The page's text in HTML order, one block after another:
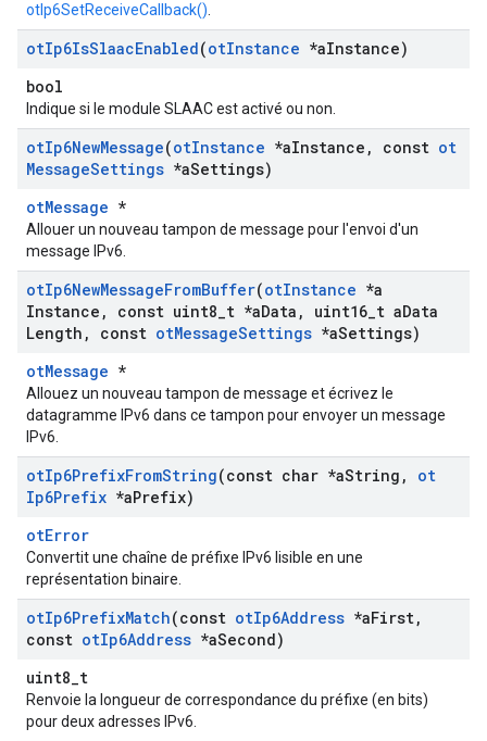
otIp6SetReceiveCallback()
otIp6IsSlaacEnabled(otInstance *aInstance)
bool
Indique si le module SLAAC est activé ou non.
otIp6NewMessage(otInstance *aInstance , const ot
MessageSettings *aSettings)
otMessage *
Allouer un nouveau tampon de message pour l'envoi d'un
message IPv6.
otIp6NewMessageFromBuffer(otInstance *a
Instance , const uint8 t *aData , uint16 t aData
Length , const otMessageSettings *aSettings)
otMessage *
Allouez un nouveau tampon de message et écrivez le
datagramme IPv6 dans ce tampon pour envoyer un message
IPv6.
otIp6PrefixFromString(const char *aString ,
ot
Ip6Prefix *aPrefix)
otError
Convertit une chaîne de préfixe IPv6 lisible en une
représentation binaire.
otIp6PrefixMatch(const otIp6Address *aFirst,
const otIp6Address *aSecond)
uint8_t
Renvoie la longueur de correspondance du préfixe (en bits)
pour deux adresses IPv6.